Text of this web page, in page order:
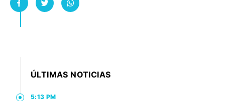
ÚLTIMAS NOTICIAS
5:13 PM